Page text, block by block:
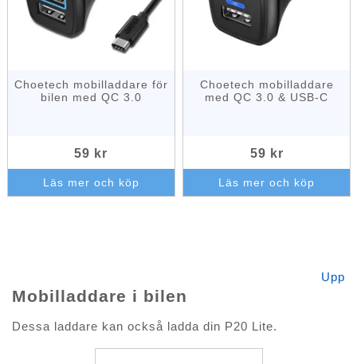
Choetech mobilladdare för
bilen med QC 3.0
59 kr
Läs mer och köp
Choetech mobilladdare
med QC 3.0 & USB-C
59 kr
Läs mer och köp
Upp
Mobilladdare i bilen
Dessa laddare kan också ladda din P20 Lite.